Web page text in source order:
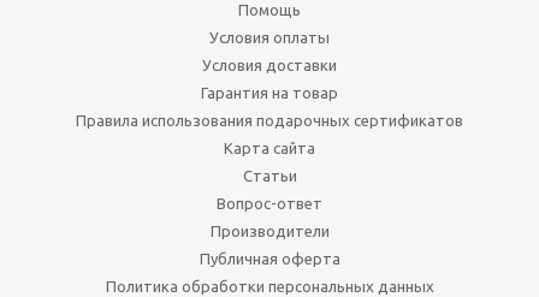
Помощь
Условия оплаты
Условия доставки
Гарантия на товар
Правила использования подарочных сертификатов
Карта сайта
Статьи
Вопрос-ответ
Производители
Публичная оферта
Политика обработки персональных данных